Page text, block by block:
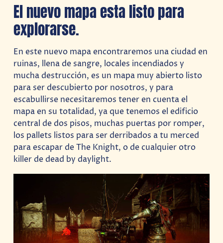
El nuevo mapa esta listo para
explorarse.
En este nuevo mapa encontraremos una ciudad en
ruinas, llena de sangre, locales incendiados y
mucha destrucción, es un mapa muy abierto listo
para ser descubierto por nosotros, y para
escabullirse necesitaremos tener en cuenta el
mapa en su totalidad, ya que tenemos el edificio
central de dos pisos, muchas puertas por romper,
los pallets listos para ser derribados a tu merced
para escapar de The Knight, o de cualquier otro
killer de dead by daylight.